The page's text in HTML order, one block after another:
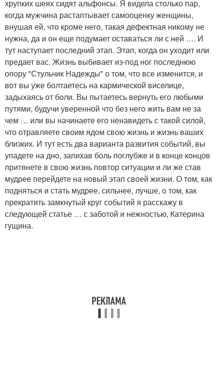
хрупких шеях сидят альфонсы. Я видела столько пар,
когда мужчина растаптывает самооценку женщины,
внушая ей, что кроме него, такая дефектная никому не
нужна, да и он еще подумает оставаться ли с ней …. И
тут наступает последний этап. Этап, когда он уходит или
предает вас. Жизнь выбивает из-под ног последнюю
опору "Стульчик Надежды" о том, что все изменится, и
вот вы уже болтаетесь на кармической виселице,
задыхаясь от боли. Вы пытаетесь вернуть его любыми
путями, будучи уверенной что без него жить вам не за
чем … или вы начинаете его ненавидеть с такой силой,
что отравляете своим ядом свою жизнь и жизнь ваших
близких. И тут есть два варианта развития событий, вы
упадете на дно, запихав боль поглубже и в конце концов
притянете в свою жизнь повтор ситуации и ли же став
мудрее перейдете на новый этап своей жизни. О том, как
подняться и стать мудрее, сильнее, лучше, о том, как
прекратить замкнутый круг событий я расскажу в
следующей статье … с заботой и нежностью, Катерина
гущина.